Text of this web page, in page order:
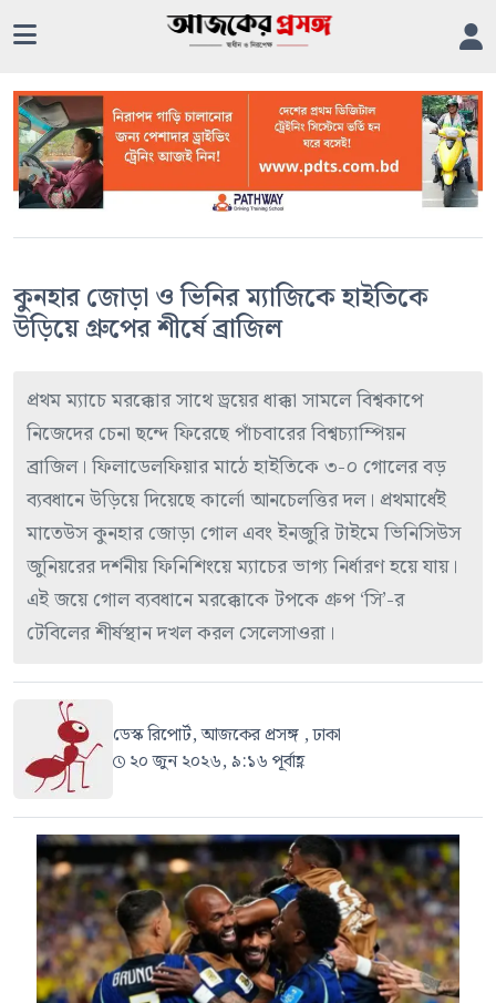
কুনহার জোড়া ও ভিনির ম্যাজিকে হাইতিকে
উড়িয়ে গ্রুপের শীর্ষে ব্রাজিল
প্রথম ম্যাচে মরক্কোর সাথে ড্রয়ের ধাক্কা সামলে বিশ্বকাপে
নিজেদের চেনা ছন্দে ফিরেছে পাঁচবারের বিশ্বচ্যাম্পিয়ন
ব্রাজিল। ফিলাডেলফিয়ার মাঠে হাইতিকে ৩-০ গোলের বড়
ব্যবধানে উড়িয়ে দিয়েছে কার্লো আনচেলত্তির দল। প্রথমার্ধেই
মাতেউস কুনহার জোড়া গোল এবং ইনজুরি টাইমে ভিনিসিউস
জুনিয়রের দর্শনীয় ফিনিশিংয়ে ম্যাচের ভাগ্য নির্ধারণ হয়ে যায়।
এই জয়ে গোল ব্যবধানে মরক্কোকে টপকে গ্রুপ ‘সি’-র
টেবিলের শীর্ষস্থান দখল করল সেলেসাওরা।
ডেস্ক রিপোর্ট, আজকের প্রসঙ্গ , ঢাকা
২০ জুন ২০২৬, ৯:১৬ পূর্বাহ্ণ